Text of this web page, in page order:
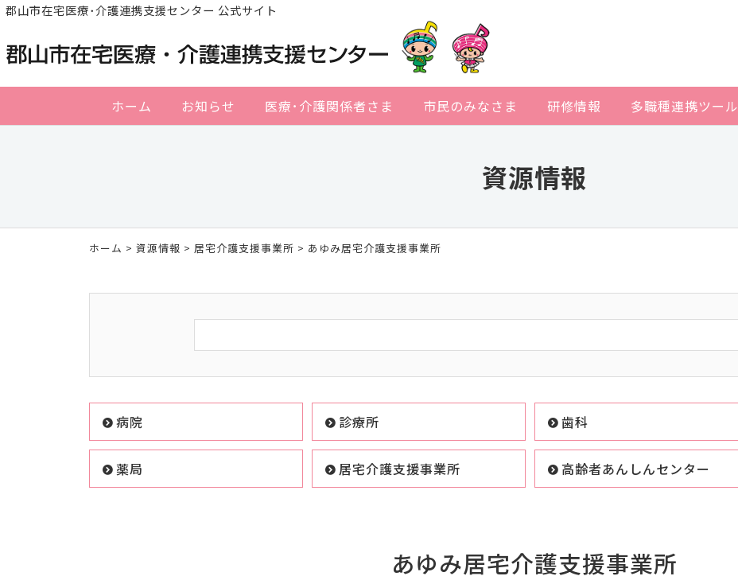
郡山市在宅医療･介護連携支援センター 公式サイト
ホーム お知らせ 医療･介護関係者さま 市民のみなさま 研修情報 多職種連携ツール
資源情報
ホーム > 資源情報 > 居宅介護支援事業所 > あゆみ居宅介護支援事業所
病院 診療所 歯科
薬局 居宅介護支援事業所 高齢者あんしんセンター
あゆみ居宅介護支援事業所